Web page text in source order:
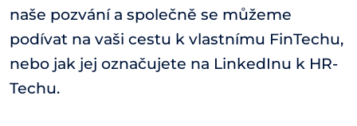
naše pozvání a společně se můžeme
podívat na vaši cestu k vlastnímu FinTechu,
nebo jak jej označujete na LinkedInu k HR-
Techu.